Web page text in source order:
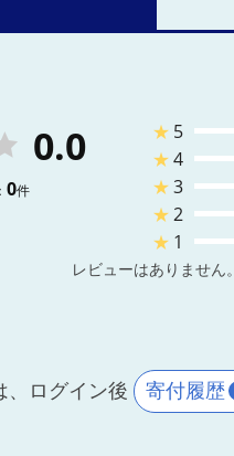
0.0
0件
★ 5
★4
★3
★2
★ 1
レビューはありません。
、ログイン後 寄付履歴